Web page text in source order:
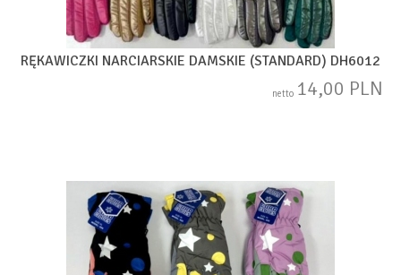
RĘKAWICZKI NARCIARSKIE DAMSKIE (STANDARD) DH6012
netto 14,00 PLN